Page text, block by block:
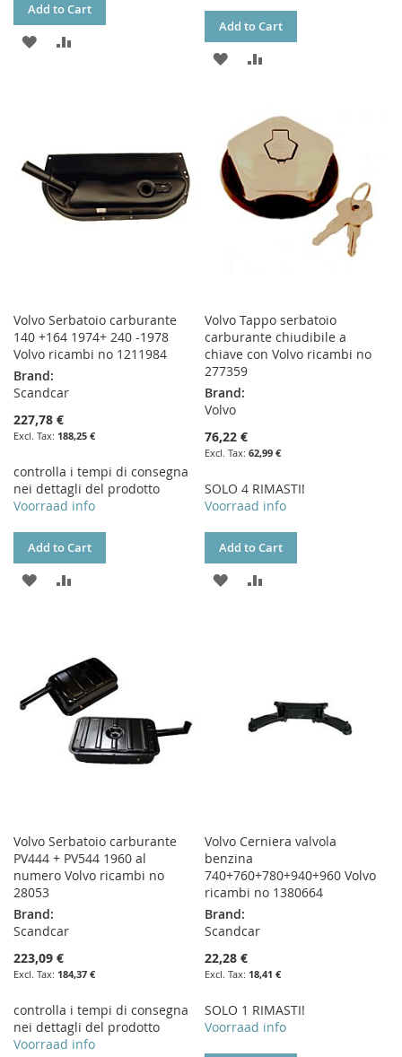
Add to Cart
ADD
Add to Cart
ADD
WISH
LIST
COMPARE
Volvo Serbatoio carburante
140 +164 1974+ 240 -1978
Volvo ricambi no 1211984
Brand:
Scandcar
227,78 €
188,25 €
controlla i tempi di consegna
nei dettagli del prodotto
Voorraad info
Add to Cart
ADD
LIST
Volvo Tappo serbatoio
carburante chiudibile a
chiave con Volvo ricambi no
277359
Brand:
Volvo
76,22 €
62,99 €
SOLO 4 RIMASTI!
Voorraad info
Add to Cart
ADD
Volvo Serbatoio carburante
PV444 + PV544 1960 al
numero Volvo ricambi no
28053
Brand:
Scandcar
223,09 €
184,37 €
controlla i tempi di consegna
nei dettagli del prodotto
Voorraad info
Volvo Cerniera valvola
benzina
740+760+780+940+960 Volvo
ricambi no 1380664
Brand:
Scandcar
22,28 €
18,41 €
SOLO 1 RIMASTI!
Voorraad info